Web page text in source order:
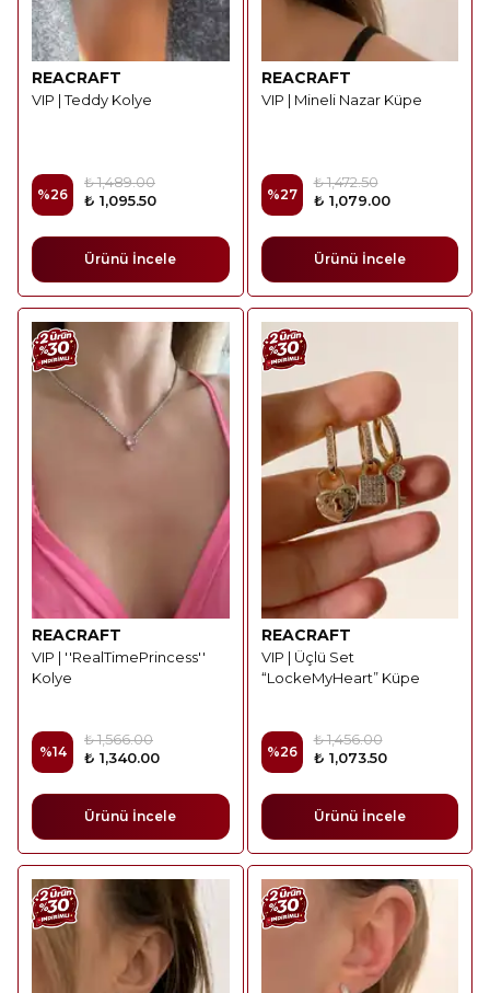
REACRAFT
VIP | Teddy Kolye
%26
₺ 1,489.00
₺ 1,095.50
Ürünü İncele
REACRAFT
VIP | Mineli Nazar Küpe
%27
₺ 1,472.50
₺ 1,079.00
Ürünü İncele
REACRAFT
VIP | ''RealTimePrincess''
Kolye
%14
₺ 1,566.00
₺ 1,340.00
Ürünü İncele
REACRAFT
VIP | Üçlü Set
“LockeMyHeart” Küpe
%26
₺ 1,456.00
₺ 1,073.50
Ürünü İncele